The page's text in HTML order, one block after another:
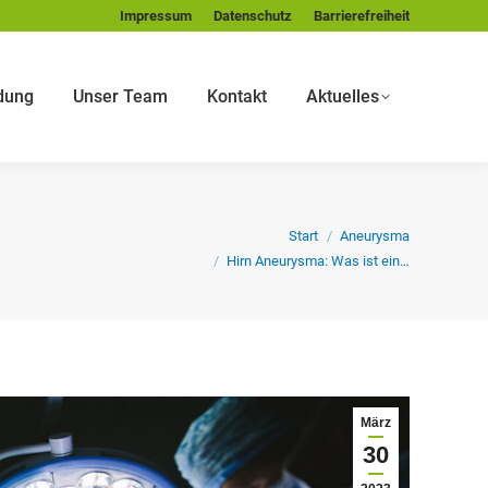
Impressum Datenschutz Barrierefreiheit
Unser Team Kontakt Aktuelles
Start
Aneurysma
Hirn Aneurysma: Was ist ein…
März
30